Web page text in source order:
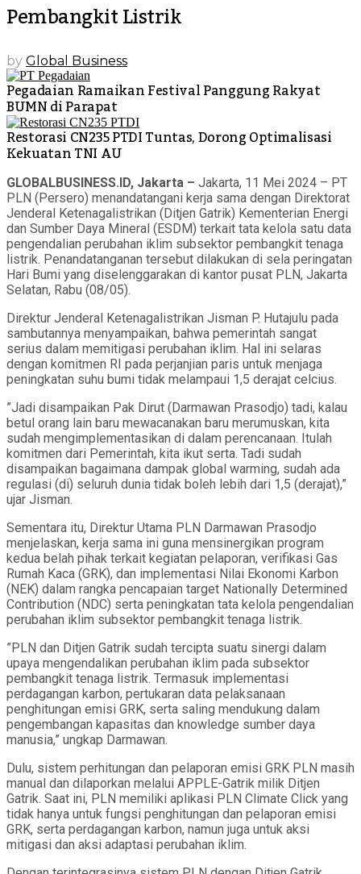
Pembangkit Listrik
by Global Business
Pegadaian Ramaikan Festival Panggung Rakyat
BUMN di Parapat
Restorasi CN235 PTDI Tuntas, Dorong Optimalisasi
Kekuatan TNI AU
GLOBALBUSINESS.ID, Jakarta – Jakarta, 11 Mei 2024 – PT
PLN (Persero) menandatangani kerja sama dengan Direktorat
Jenderal Ketenagalistrikan (Ditjen Gatrik) Kementerian Energi
dan Sumber Daya Mineral (ESDM) terkait tata kelola satu data
pengendalian perubahan iklim subsektor pembangkit tenaga
listrik. Penandatanganan tersebut dilakukan di sela peringatan
Hari Bumi yang diselenggarakan di kantor pusat PLN, Jakarta
Selatan, Rabu (08/05).
Direktur Jenderal Ketenagalistrikan Jisman P. Hutajulu pada
sambutannya menyampaikan, bahwa pemerintah sangat
serius dalam memitigasi perubahan iklim. Hal ini selaras
dengan komitmen RI pada perjanjian paris untuk menjaga
peningkatan suhu bumi tidak melampaui 1,5 derajat celcius.
”Jadi disampaikan Pak Dirut (Darmawan Prasodjo) tadi, kalau
betul orang lain baru mewacanakan baru merumuskan, kita
sudah mengimplementasikan di dalam perencanaan. Itulah
komitmen dari Pemerintah, kita ikut serta. Tadi sudah
disampaikan bagaimana dampak global warming, sudah ada
regulasi (di) seluruh dunia tidak boleh lebih dari 1,5 (derajat),”
ujar Jisman.
Sementara itu, Direktur Utama PLN Darmawan Prasodjo
menjelaskan, kerja sama ini guna mensinergikan program
kedua belah pihak terkait kegiatan pelaporan, verifikasi Gas
Rumah Kaca (GRK), dan implementasi Nilai Ekonomi Karbon
(NEK) dalam rangka pencapaian target Nationally Determined
Contribution (NDC) serta peningkatan tata kelola pengendalian
perubahan iklim subsektor pembangkit tenaga listrik.
”PLN dan Ditjen Gatrik sudah tercipta suatu sinergi dalam
upaya mengendalikan perubahan iklim pada subsektor
pembangkit tenaga listrik. Termasuk implementasi
perdagangan karbon, pertukaran data pelaksanaan
penghitungan emisi GRK, serta saling mendukung dalam
pengembangan kapasitas dan knowledge sumber daya
manusia,” ungkap Darmawan.
Dulu, sistem perhitungan dan pelaporan emisi GRK PLN masih
manual dan dilaporkan melalui APPLE-Gatrik milik Ditjen
Gatrik. Saat ini, PLN memiliki aplikasi PLN Climate Click yang
tidak hanya untuk fungsi penghitungan dan pelaporan emisi
GRK, serta perdagangan karbon, namun juga untuk aksi
mitigasi dan aksi adaptasi perubahan iklim.